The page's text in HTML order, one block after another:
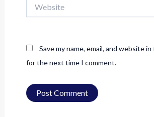
Save my name, email, and website
for the next time I comment.